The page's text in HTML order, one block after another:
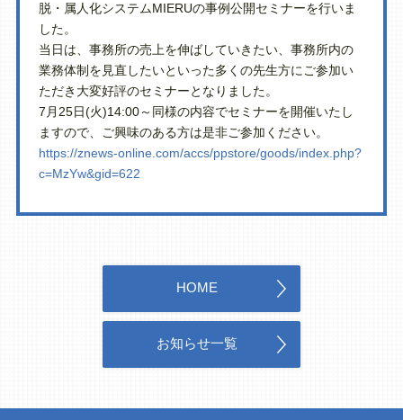
脱・属人化システムMIERUの事例公開セミナーを行いま
した。
当日は、事務所の売上を伸ばしていきたい、事務所内の
業務体制を見直したいといった多くの先生方にご参加い
ただき大変好評のセミナーとなりました。
7月25日(火)14:00～同様の内容でセミナーを開催いたし
ますので、ご興味のある方は是非ご参加ください。
https://znews-online.com/accs/ppstore/goods/index.php?
c=MzYw&gid=622
HOME
お知らせ一覧